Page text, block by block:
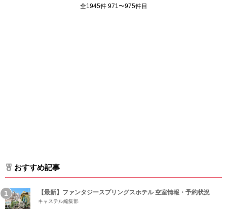
全1945件 971〜975件目
おすすめ記事
【最新】ファンタジースプリングスホテル 空室情報・予約状況
キャステル編集部